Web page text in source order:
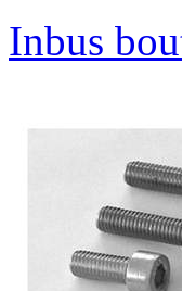
Inbus